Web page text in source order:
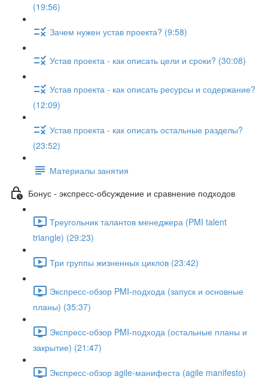
(19:56)
Зачем нужен устав проекта? (9:58)
Устав проекта - как описать цели и сроки? (30:08)
Устав проекта - как описать ресурсы и содержание?
(12:09)
Устав проекта - как описать остальные разделы?
(23:52)
Материалы занятия
Бонус - экспресс-обсуждение и сравнение подходов
Треугольник талантов менеджера (PMI talent
triangle) (29:23)
Три группы жизненных циклов (23:42)
Экспресс-обзор PMI-подхода (запуск и основные
планы) (35:37)
Экспресс-обзор PMI-подхода (остальные планы и
закрытие) (21:47)
Экспресс-обзор agile-манифеста (agile manifesto)